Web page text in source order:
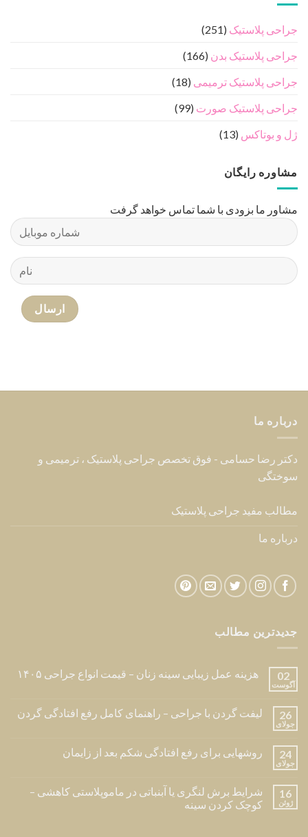
جراحی پلاستیک (251)
جراحی پلاستیک بدن (166)
جراحی پلاستیک ترمیمی (18)
جراحی پلاستیک صورت (99)
ژل و بوتاکس (13)
مشاوره رایگان
مشاور ما بزودی با شما تماس خواهد گرفت
درباره ما
دکتر رضا حسامی - فوق تخصص جراحی پلاستیک ، ترمیمی و
سوختگی
مطالب مفید جراحی پلاستیک
درباره ما
جدیدترین مطالب
02
آگوست
هزینه عمل زیبایی سینه زنان – قیمت انواع جراحی ۱۴۰۵
26
جولای
لیفت گردن با جراحی – راهنمای کامل رفع افتادگی گردن
24
جولای
روشهایی برای رفع افتادگی شکم بعد از زایمان
16
ژوئن
شرایط برش لنگری یا آبنباتی در ماموپلاستی کاهشی –
کوچک کردن سینه